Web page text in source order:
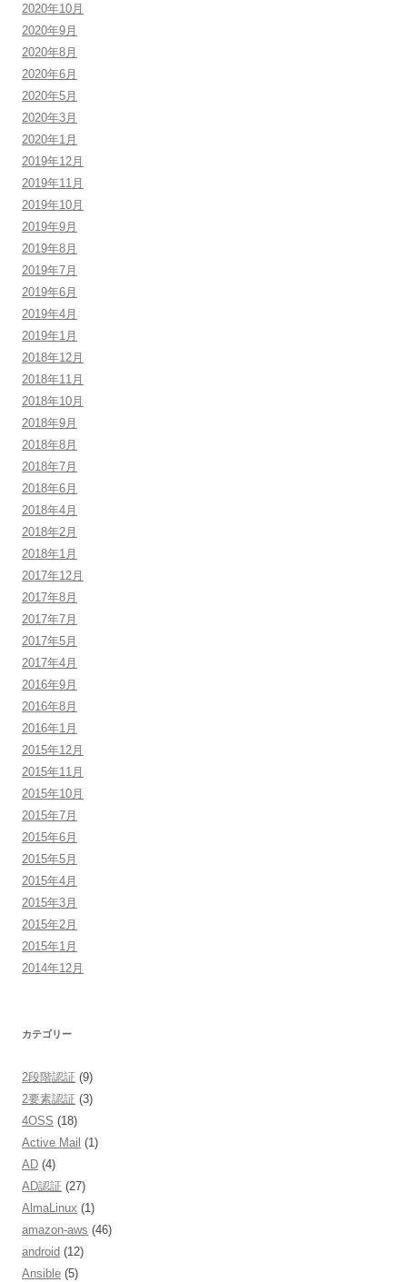
2020年10月
2020年9月
2020年8月
2020年6月
2020年5月
2020年3月
2020年1月
2019年12月
2019年11月
2019年10月
2019年9月
2019年8月
2019年7月
2019年6月
2019年4月
2019年1月
2018年12月
2018年11月
2018年10月
2018年9月
2018年8月
2018年7月
2018年6月
2018年4月
2018年2月
2018年1月
2017年12月
2017年8月
2017年7月
2017年5月
2017年4月
2016年9月
2016年8月
2016年1月
2015年12月
2015年11月
2015年10月
2015年7月
2015年6月
2015年5月
2015年4月
2015年3月
2015年2月
2015年1月
2014年12月
カテゴリー
2段階認証 (9)
2要素認証 (3)
4OSS (18)
Active Mail (1)
AD (4)
AD認証 (27)
AlmaLinux (1)
amazon-aws (46)
android (12)
Ansible (5)